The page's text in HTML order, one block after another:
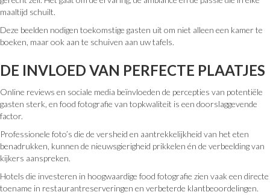
maaltijd schuilt.
Deze beelden nodigen toekomstige gasten uit om niet alleen een kamer te
boeken, maar ook aan te schuiven aan uw tafels.
DE INVLOED VAN PERFECTE PLAATJES
Online reviews en sociale media beïnvloeden de percepties van potentiële
gasten sterk, en food fotografie van topkwaliteit is een doorslaggevende
factor.
Professionele foto’s die de versheid en aantrekkelijkheid van het eten
benadrukken, kunnen de nieuwsgierigheid prikkelen én de verbeelding van
kijkers aanspreken.
Hotels die investeren in hoogwaardige food fotografie zien vaak een directe
toename in restaurantreserveringen en verbeterde klantbeoordelingen.